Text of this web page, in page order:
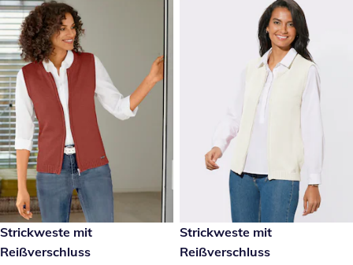
€ 44,99
Strickweste mit
Reißverschluss
€ 44,99
Strickweste mit
Reißverschluss